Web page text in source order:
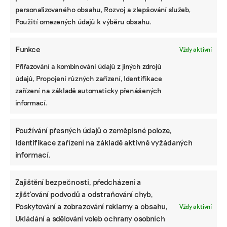
personalizovaného obsahu, Rozvoj a zlepšování služeb,
Použití omezených údajů k výběru obsahu.
Funkce Vždy aktivní
Přiřazování a kombinování údajů z jiných zdrojů
údajů, Propojení různých zařízení, Identifikace
zařízení na základě automaticky přenášených
informací.
Používání přesných údajů o zeměpisné poloze,
Identifikace zařízení na základě aktivně vyžádaných
informací.
Zajištění bezpečnosti, předcházení a
zjišťování podvodů a odstraňování chyb,
Poskytování a zobrazování reklamy a obsahu,
Ukládání a sdělování voleb ochrany osobních
Vždy aktivní
Udržitelnost, umění i komunitní sdílení.
Festival Týká se to také tebe v Uherském
Hradišti startuje tento týden